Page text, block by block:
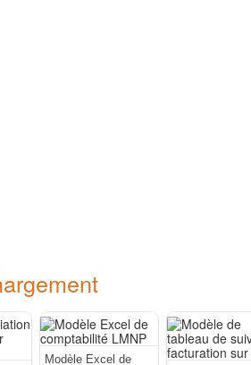
Modèle Excel de